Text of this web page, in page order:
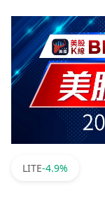
LITE-4.9%